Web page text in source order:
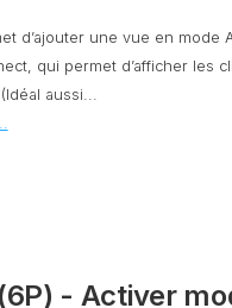
d’ajouter une vue en mode
qui permet d’afficher les
aussi...
- Activer